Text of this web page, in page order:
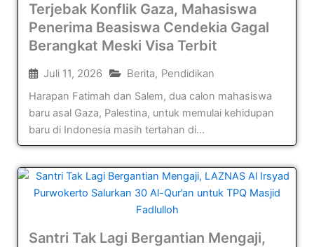
Terjebak Konflik Gaza, Mahasiswa
Penerima Beasiswa Cendekia Gagal
Berangkat Meski Visa Terbit
Juli 11, 2026 Berita, Pendidikan
Harapan Fatimah dan Salem, dua calon mahasiswa
baru asal Gaza, Palestina, untuk memulai kehidupan
baru di Indonesia masih tertahan di...
Santri Tak Lagi Bergantian Mengaji,